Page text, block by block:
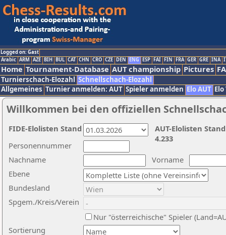
Logged on: Gast
Arabic ARM AZE BIH BUL CAT CHN CRO CZE DEN ENG ESP FAI FIN FRA GER GRE INA
Home Tournament-Database AUT championship Pictures
Turnierschach-Elozahl Schnellschach-Elozahl
Allgemeines Turnier anmelden: AUT Spieler anmelden Elo AUT
Willkommen bei den offiziellen
Nachname
Vorname
Ebene
Sortierung
Personennummer
Bundesland
Spgem./Kreis/Verein
Nur "österreichische" Spieler
AUT-Elolisten
4.233
FIDE-Elolisten Stand